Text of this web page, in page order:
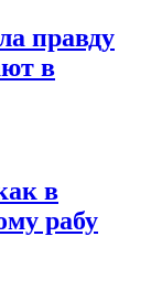
правду
в
в
рабу